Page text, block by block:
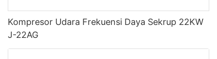
Kompresor Udara Frekuensi Daya Sekrup 22KW
J-22AG